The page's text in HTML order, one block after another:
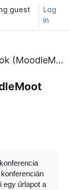
guest
Log
in
Előadásjavaslatok (MoodleMoot 2015)
egy űrlapot a